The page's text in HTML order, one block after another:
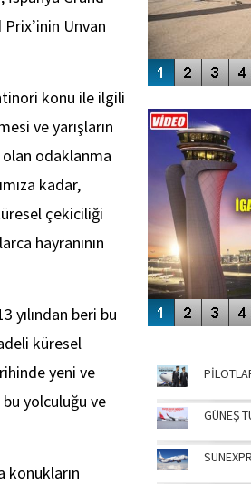
Unvan
konu ile ilgili
ve yarışların
odaklanma
kadar,
çekiciliği
hayranının
yılından beri bu
küresel
yeni ve
yolculuğu ve
konukların
ENGELLERİN
GÜNEŞ